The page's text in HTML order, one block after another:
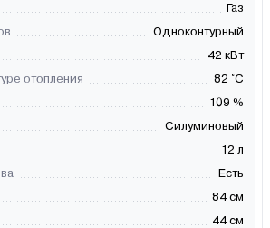
Газ
Одноконтурный
42 кВт
отопления
82 °C
109 %
Силуминовый
12 л
Есть
84 см
44 см